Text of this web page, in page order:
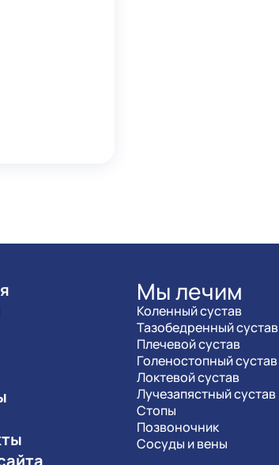
Мы лечим
Коленный сустав
Тазобедренный сустав
Плечевой сустав
Голеностопный сустав
Локтевой сустав
Лучезапястный сустав
Стопы
Позвоночник
Сосуды и вены